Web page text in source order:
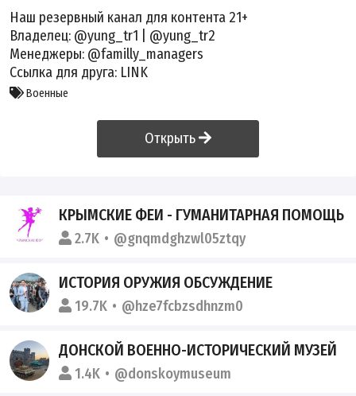
Наш резервный канал для контента 21+
Владелец: @yung_tr1
@yung_tr2
Менеджеры: @familly_managers
Ссылка для друга: LINK
Военные
Открыть
КРЫМСКИЕ ФЕИ - ГУМАНИТАРНАЯ ПОМОЩЬ
2.7K @gnqmdghzwl05ztqy
ИСТОРИЯ ОРУЖИЯ ОБСУЖДЕНИЕ
19.7K @hze7fcbzsdhnzm0
ДОНСКОЙ ВОЕННО-ИСТОРИЧЕСКИЙ МУЗЕЙ
1.4K @donskoymuseum